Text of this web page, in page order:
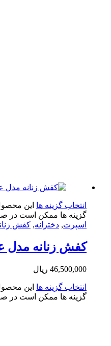
گزینه ها این محصول دارای
ها ممکن است در صفحه
دخترانه, کفش زنانه,کفش
زنانه مدل
ریال
گزینه ها این محصول دارای
ها ممکن است در صفحه